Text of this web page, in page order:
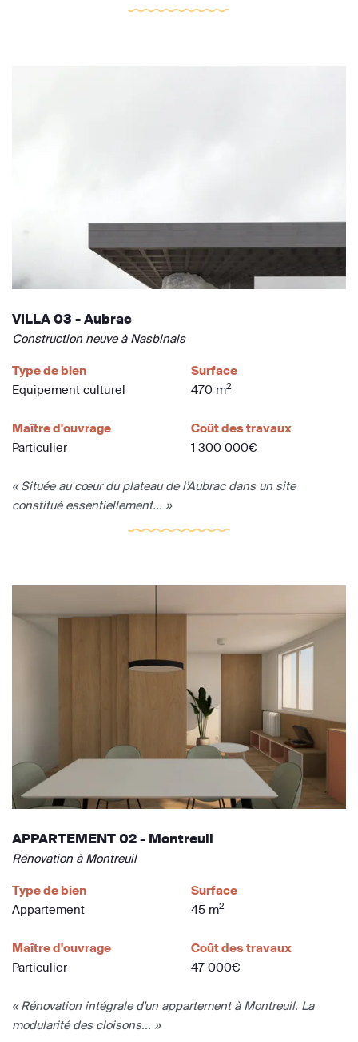
VILLA 03 - Aubrac
Construction neuve à Nasbinals
Type de bien
Equipement culturel
Surface
470 m2
Maître d'ouvrage
Particulier
Coût des travaux
1 300 000€
« Située au cœur du plateau de l’Aubrac dans un site
constitué essentiellement... »
APPARTEMENT 02 - Montreuil
Rénovation à Montreuil
Type de bien
Appartement
Surface
45 m2
Maître d'ouvrage
Particulier
Coût des travaux
47 000€
« Rénovation intégrale d'un appartement à Montreuil. La
modularité des cloisons... »